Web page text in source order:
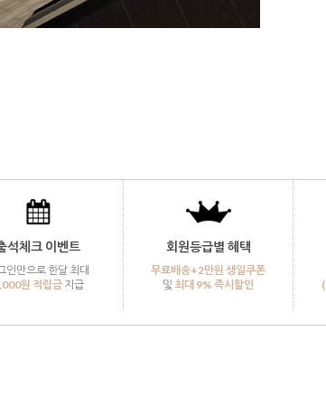
석체크 이벤트
인만으로 한달 최대
원 적립금지급
회원등급별 혜택
무료배송+2만원 생일쿠폰
및 최대 9% 즉시할인